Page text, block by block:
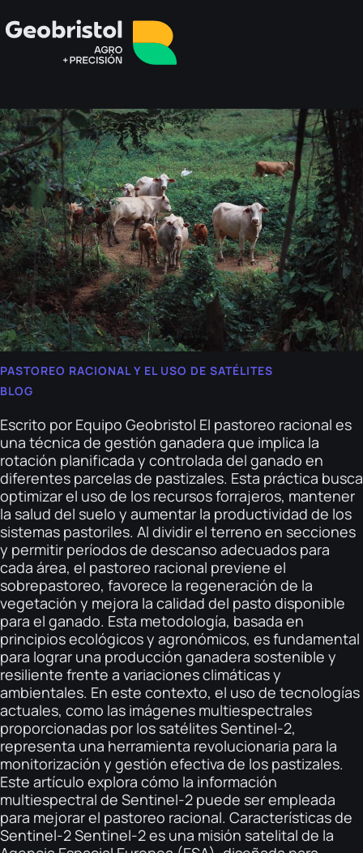
PASTOREO RACIONAL Y EL USO DE SATÉLITES
BLOG
Escrito por Equipo Geobristol El pastoreo racional es
una técnica de gestión ganadera que implica la
rotación planificada y controlada del ganado en
diferentes parcelas de pastizales. Esta práctica busca
optimizar el uso de los recursos forrajeros, mantener
la salud del suelo y aumentar la productividad de los
sistemas pastoriles. Al dividir el terreno en secciones
y permitir períodos de descanso adecuados para
cada área, el pastoreo racional previene el
sobrepastoreo, favorece la regeneración de la
vegetación y mejora la calidad del pasto disponible
para el ganado. Esta metodología, basada en
principios ecológicos y agronómicos, es fundamental
para lograr una producción ganadera sostenible y
resiliente frente a variaciones climáticas y
ambientales. En este contexto, el uso de tecnologías
actuales, como las imágenes multiespectrales
proporcionadas por los satélites Sentinel-2,
representa una herramienta revolucionaria para la
monitorización y gestión efectiva de los pastizales.
Este artículo explora cómo la información
multiespectral de Sentinel-2 puede ser empleada
para mejorar el pastoreo racional. Características de
Sentinel-2 Sentinel-2 es una misión satelital de la